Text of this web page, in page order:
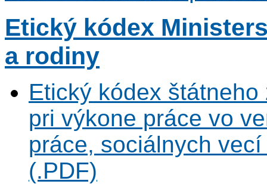
Etický kódex
a rodiny
Etický kódex
pri výkone práce vo
práce, sociálnych
(.PDF)